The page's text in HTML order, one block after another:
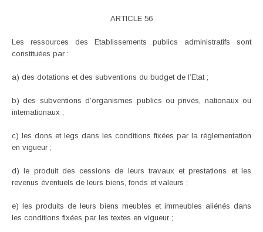
ARTICLE 56
Les ressources des Etablissements publics administratifs sont
constituées par :
a) des dotations et des subventions du budget de l’Etat ;
b) des subventions d’organismes publics ou privés, nationaux ou
internationaux ;
c) les dons et legs dans les conditions fixées par la réglementation
en vigueur ;
d) le produit des cessions de leurs travaux et prestations et les
revenus éventuels de leurs biens, fonds et valeurs ;
e) les produits de leurs biens meubles et immeubles aliénés dans
les conditions fixées par les textes en vigueur ;